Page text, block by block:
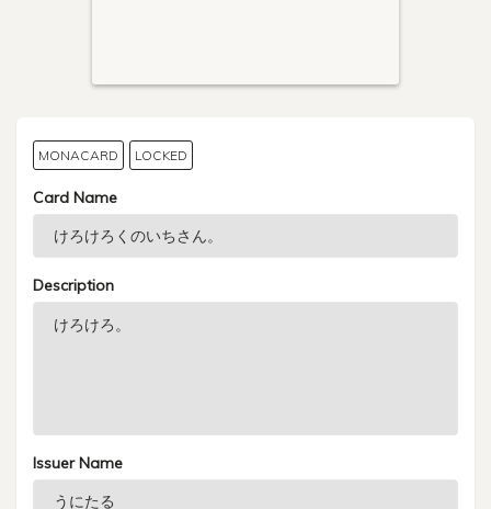
MONACARD LOCKED
Card Name
Description
Issuer Name